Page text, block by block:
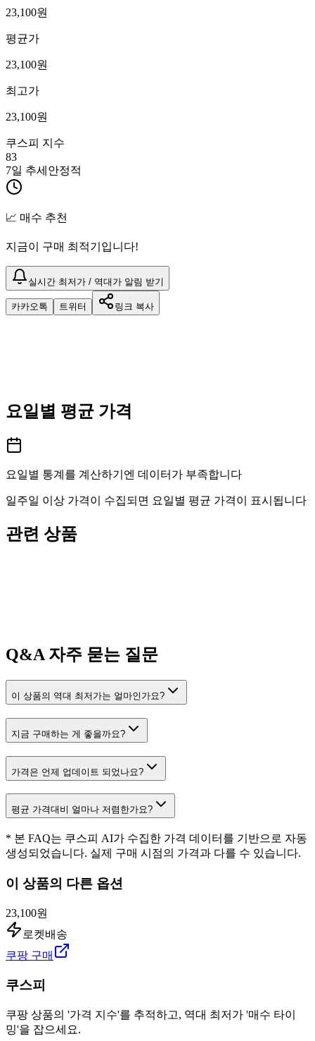
23,100원
평균가
23,100원
최고가
23,100원
쿠스피 지수
83
7일 추세 안정적
📈 매수 추천
지금이 구매 최적기입니다!
실시간 최저가 / 역대가 알림 받기
카카오톡 트위터 링크 복사
요일별 평균 가격
요일별 통계를 계산하기엔 데이터가 부족합니다
일주일 이상 가격이 수집되면 요일별 평균 가격이 표시됩니다
관련 상품
Q&A자주 묻는 질문
이 상품의 역대 최저가는 얼마인가요?
지금 구매하는 게 좋을까요?
가격은 언제 업데이트 되었나요?
평균 가격대비 얼마나 저렴한가요?
* 본 FAQ는 쿠스피 AI가 수집한 가격 데이터를 기반으로 자동
생성되었습니다. 실제 구매 시점의 가격과 다를 수 있습니다.
이 상품의 다른 옵션
23,100원
로켓배송
쿠팡 구매
쿠스피
쿠팡 상품의 '가격 지수'를 추적하고, 역대 최저가 '매수 타이
밍'을 잡으세요.